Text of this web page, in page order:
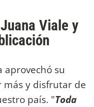
Viale y
aprovechó su
y disfrutar de
país. "Toda